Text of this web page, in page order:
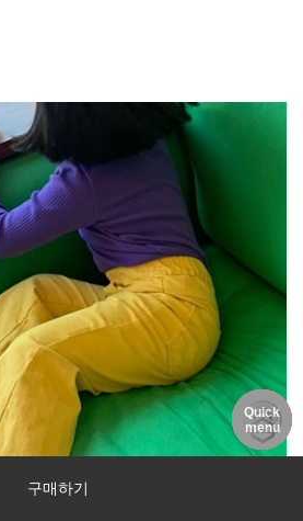
구매하기
NOTICE
MY PAGE
DELIVERY
Quick
menu